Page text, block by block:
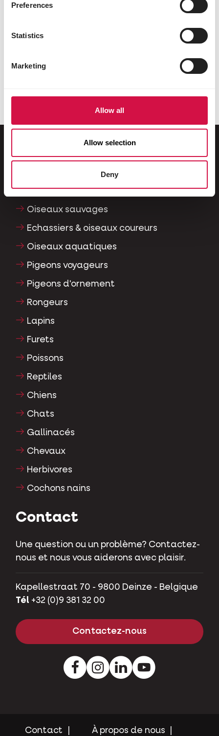
Preferences
Statistics
Marketing
Allow all
Allow selection
Deny
OISEAUX AQUATIQUES
Pour votre animal
Oiseaux d'ornement
Oiseaux sauvages
Echassiers & oiseaux coureurs
Oiseaux aquatiques
Pigeons voyageurs
Pigeons d'ornement
Rongeurs
Lapins
Furets
Poissons
Reptiles
Chiens
Chats
Gallinacés
Chevaux
Herbivores
Cochons nains
Contact
Une question ou un problème? Contactez-
nous et nous vous aiderons avec plaisir.
Kapellestraat 70 - 9800 Deinze - Belgique
Tél +32 (0)9 381 32 00
Contactez-nous
FacebookInstagram
LinkedInYoutube
Contact À propos de nous